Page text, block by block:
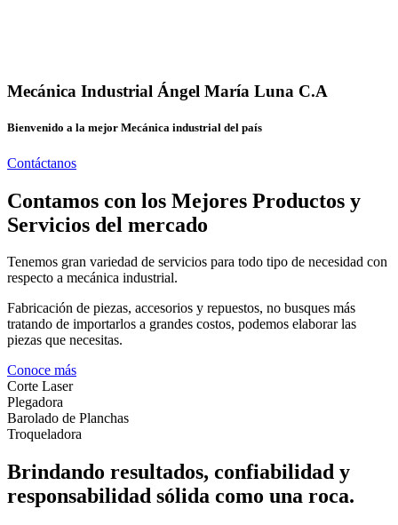
Mecánica Industrial Ángel María Luna C.A
Bienvenido a la mejor Mecánica industrial del país
Contáctanos
Contamos con los Mejores Productos y
Servicios del mercado
Tenemos gran variedad de servicios para todo tipo de necesidad con
respecto a mecánica industrial.
Fabricación de piezas, accesorios y repuestos, no busques más
tratando de importarlos a grandes costos, podemos elaborar las
piezas que necesitas.
Conoce más
Corte Laser
Plegadora
Barolado de Planchas
Troqueladora
Brindando resultados, confiabilidad y
responsabilidad sólida como una roca.